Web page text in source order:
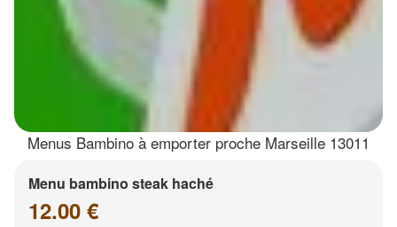
Menus Bambino à emporter proche Marseille 13011
Menu bambino steak haché
12.00 €